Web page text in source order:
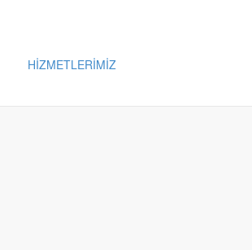
HİZMETLERİMİZ